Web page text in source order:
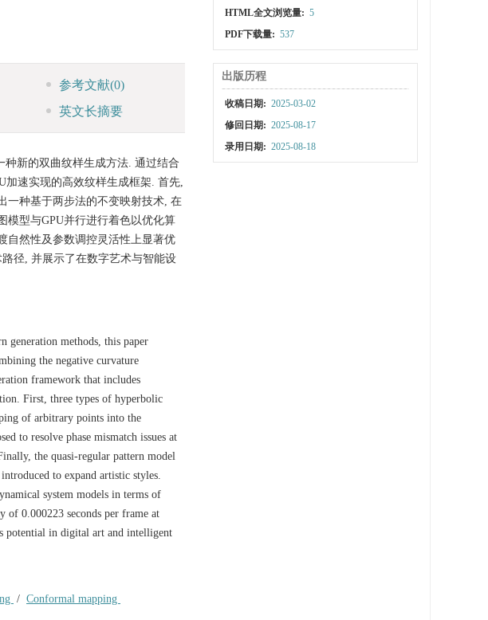
参考文献(0)
英文长摘要
新的双曲纹样生成方法. 通过结合
加速实现的高效纹样生成框架. 首先,
一种基于两步法的不变映射技术, 在
模型与GPU并行进行着色以优化算
自然性及参数调控灵活性上显著优
径, 并展示了在数字艺术与智能设
generation methods, this paper
the negative curvature
framework that includes
First, three types of hyperbolic
of arbitrary points into the
to resolve phase mismatch issues at
the quasi-regular pattern model
to expand artistic styles.
system models in terms of
0.000223 seconds per frame at
potential in digital art and intelligent
/ Conformal mapping
HTML全文浏览量: 5
PDF下载量: 537
出版历程
收稿日期: 2025-03-02
修回日期: 2025-08-17
录用日期: 2025-08-18